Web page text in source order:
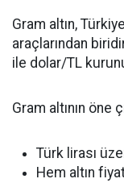
Gram altın,
araçlarından
ile dolar/TL
Gram altının öne
Türk lirası
Hem altın